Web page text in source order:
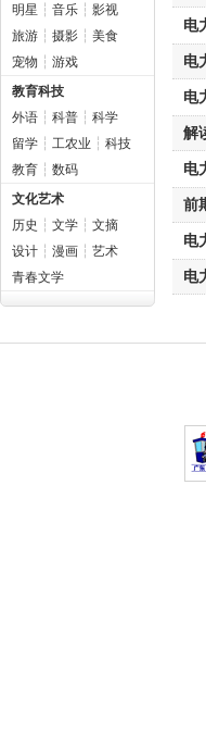
明星 ┆ 音乐 ┆ 影视
旅游 ┆ 摄影 ┆ 美食
宠物 ┆ 游戏
教育科技
外语 ┆ 科普 ┆ 科学
留学 ┆ 工农业 ┆ 科技
教育 ┆ 数码
文化艺术
历史 ┆ 文学 ┆ 文摘
设计 ┆ 漫画 ┆ 艺术
青春文学
电
电
电
解
电
前
电
电